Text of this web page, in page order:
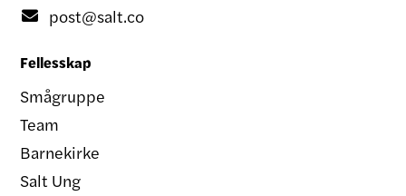
 post@salt.co
Fellesskap
Smågruppe
Team
Barnekirke
Salt Ung